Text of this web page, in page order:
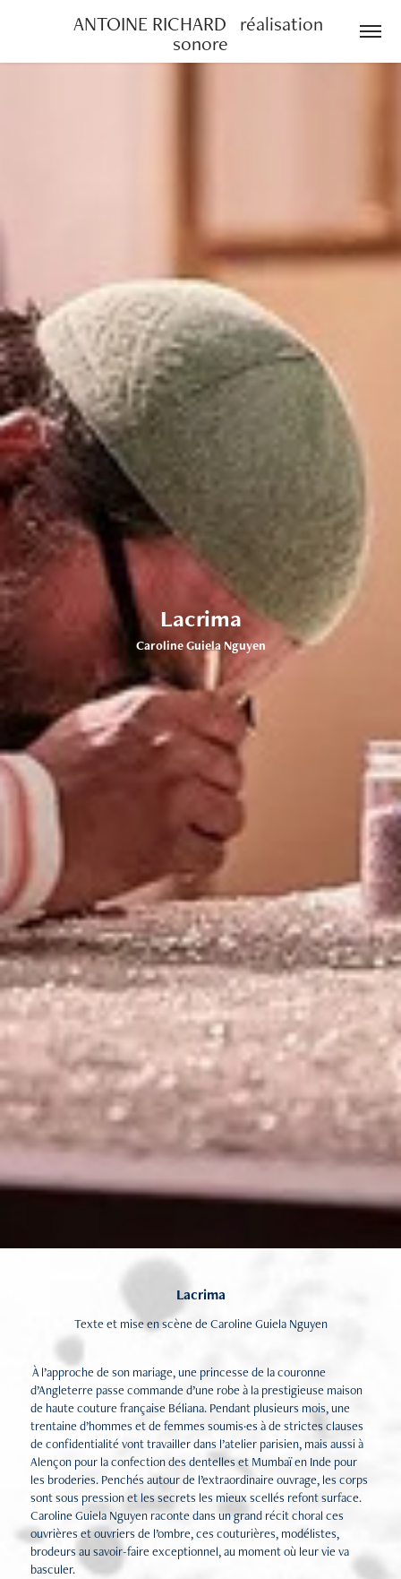
ANTOINE RICHARD   réalisation
sonore
Lacrima
Caroline Guiela Nguyen
Lacrima
Texte et mise en scène de Caroline Guiela Nguyen
À l’approche de son mariage, une princesse de la couronne
d’Angleterre passe commande d’une robe à la prestigieuse maison
de haute couture française Béliana. Pendant plusieurs mois, une
trentaine d’hommes et de femmes soumis·es à de strictes clauses
de confidentialité vont travailler dans l’atelier parisien, mais aussi à
Alençon pour la confection des dentelles et Mumbaï en Inde pour
les broderies. Penchés autour de l’extraordinaire ouvrage, les corps
sont sous pression et les secrets les mieux scellés refont surface.
Caroline Guiela Nguyen raconte dans un grand récit choral ces
ouvrières et ouvriers de l’ombre, ces couturières, modélistes,
brodeurs au savoir-faire exceptionnel, au moment où leur vie va
basculer.